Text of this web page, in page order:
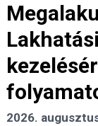
2026.